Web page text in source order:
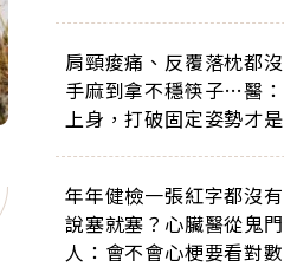
肩頸痠痛、反覆落枕都
手麻到拿不穩筷子…醫
上身，打破固定姿勢才
年年健檢一張紅字都沒
說塞就塞？心臟醫從鬼
人：會不會心梗要看對